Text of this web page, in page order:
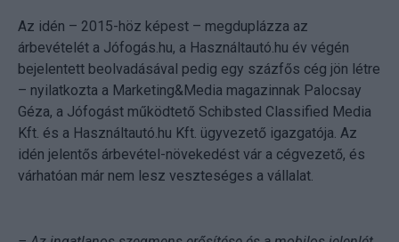
Az idén – 2015-höz képest – megduplázza az
árbevételét a Jófogás.hu, a Használtautó.hu év végén
bejelentett beolvadásával pedig egy százfős cég jön létre
– nyilatkozta a Marketing&Media magazinnak Palocsay
Géza, a Jófogást működtető Schibsted Classified Media
Kft. és a Használtautó.hu Kft. ügyvezető igazgatója. Az
idén jelentős árbevétel-növekedést vár a cégvezető, és
várhatóan már nem lesz veszteséges a vállalat.